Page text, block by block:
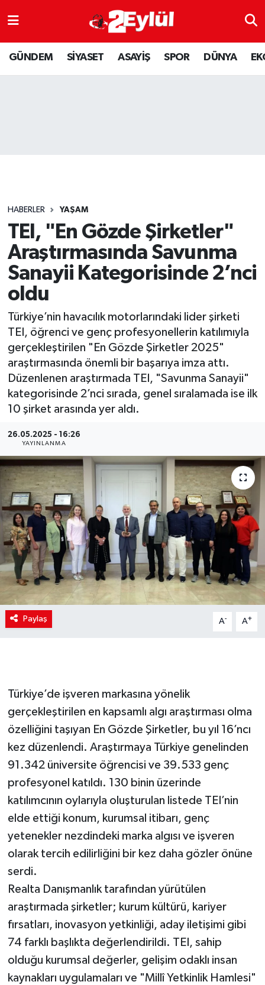
GÜNDEM SİYASET ASAYİŞ SPOR DÜNYA
HABERLER YAŞAM
TEI, "En Gözde Şirketler"
Araştırmasında Savunma
Sanayii Kategorisinde 2’nci
oldu
Türkiye’nin havacılık motorlarındaki lider şirketi
TEI, öğrenci ve genç profesyonellerin katılımıyla
gerçekleştirilen "En Gözde Şirketler 2025"
araştırmasında önemli bir başarıya imza attı.
Düzenlenen araştırmada TEI, "Savunma Sanayii"
kategorisinde 2’nci sırada, genel sıralamada ise ilk
10 şirket arasında yer aldı.
26.05.2025 - 16:26
YAYINLANMA
Paylaş A- A+
Türkiye’de işveren markasına yönelik
gerçekleştirilen en kapsamlı algı araştırması olma
özelliğini taşıyan En Gözde Şirketler, bu yıl 16’ncı
kez düzenlendi. Araştırmaya Türkiye genelinden
91.342 üniversite öğrencisi ve 39.533 genç
profesyonel katıldı. 130 binin üzerinde
katılımcının oylarıyla oluşturulan listede TEI’nin
elde ettiği konum, kurumsal itibarı, genç
yetenekler nezdindeki marka algısı ve işveren
olarak tercih edilirliğini bir kez daha gözler önüne
serdi.
Realta Danışmanlık tarafından yürütülen
araştırmada şirketler; kurum kültürü, kariyer
fırsatları, inovasyon yetkinliği, aday iletişimi gibi
74 farklı başlıkta değerlendirildi. TEI, sahip
olduğu kurumsal değerler, gelişim odaklı insan
kaynakları uygulamaları ve "Millî Yetkinlik Hamlesi"
ASAYİŞ
DÜNYA
SPOR
YAŞAM
Nöbetçi Eczaneler
Hava Durumu
Son Dakika Haberleri
Haber Arşivi